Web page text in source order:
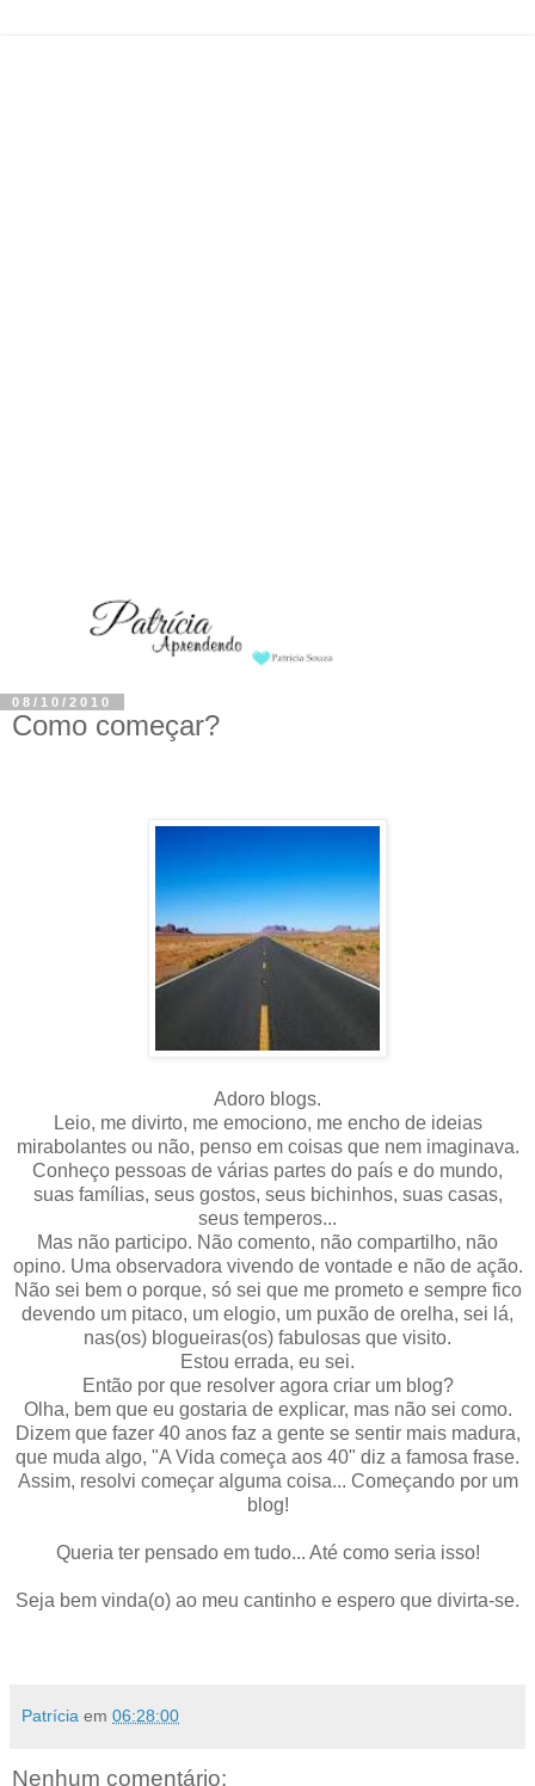
08/10/2010
Como começar?
Adoro blogs.
Leio, me divirto, me emociono, me encho de ideias
mirabolantes ou não, penso em coisas que nem imaginava.
Conheço pessoas de várias partes do país e do mundo,
suas famílias, seus gostos, seus bichinhos, suas casas,
seus temperos...
Mas não participo. Não comento, não compartilho, não
opino. Uma observadora vivendo de vontade e não de ação.
Não sei bem o porque, só sei que me prometo e sempre fico
devendo um pitaco, um elogio, um puxão de orelha, sei lá,
nas(os) blogueiras(os) fabulosas que visito.
Estou errada, eu sei.
Então por que resolver agora criar um blog?
Olha, bem que eu gostaria de explicar, mas não sei como.
Dizem que fazer 40 anos faz a gente se sentir mais madura,
que muda algo, "A Vida começa aos 40" diz a famosa frase.
Assim, resolvi começar alguma coisa... Começando por um
blog!
Queria ter pensado em tudo... Até como seria isso!
Seja bem vinda(o) ao meu cantinho e espero que divirta-se.
Patrícia em 06:28:00
Nenhum comentário: